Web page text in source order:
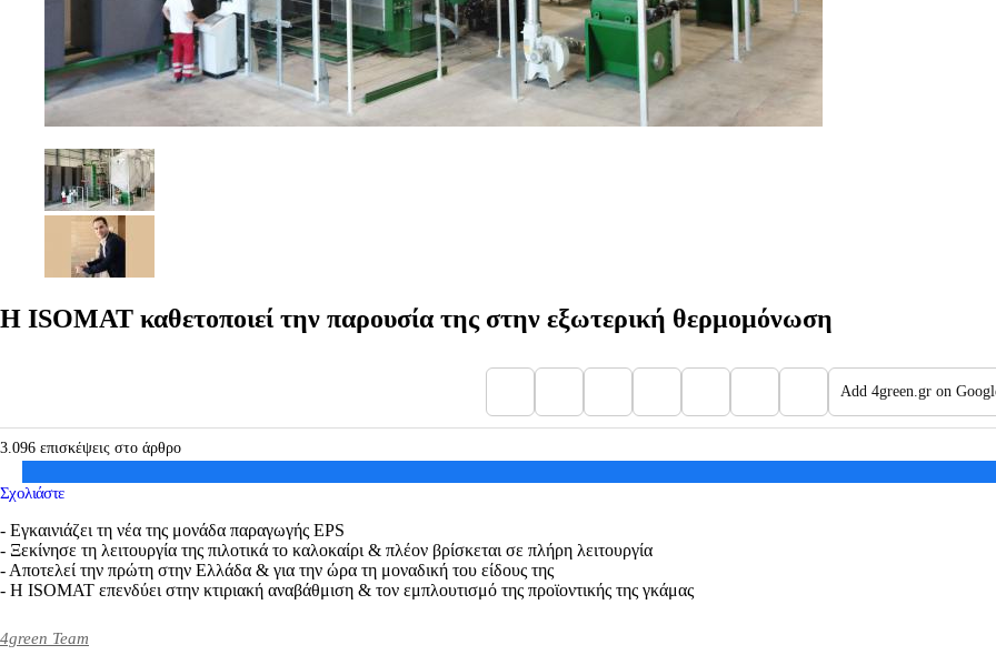
Η ISOMAT καθετοποιεί την παρουσία της στην εξωτερική θερμομόνωση
Add 4green.gr on
3.096 επισκέψεις στο άρθρο
Σχολιάστε
- Εγκαινιάζει τη νέα της μονάδα παραγωγής EPS
- Ξεκίνησε τη λειτουργία της πιλοτικά το καλοκαίρι & πλέον βρίσκεται σε πλήρη λειτουργία
- Αποτελεί την πρώτη στην Ελλάδα & για την ώρα τη μοναδική του είδους της
- Η ISOMAT επενδύει στην κτιριακή αναβάθμιση & τον εμπλουτισμό της προϊοντικής της γκάμας
4green Team